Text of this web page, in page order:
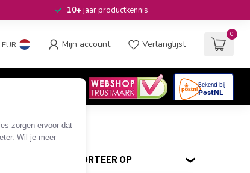
zorgen ervoor dat
Wil je meer
10+jaar productkennis
EUR Mijn account Verlanglijst
0
SORTEER OP